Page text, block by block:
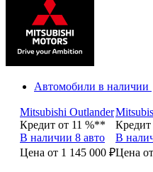
Автомобили в наличии
Mitsubishi Outlander
Кредит от 11 %**
В наличии 8 авто
Цена от 1 145 000 ₽
В
Цена